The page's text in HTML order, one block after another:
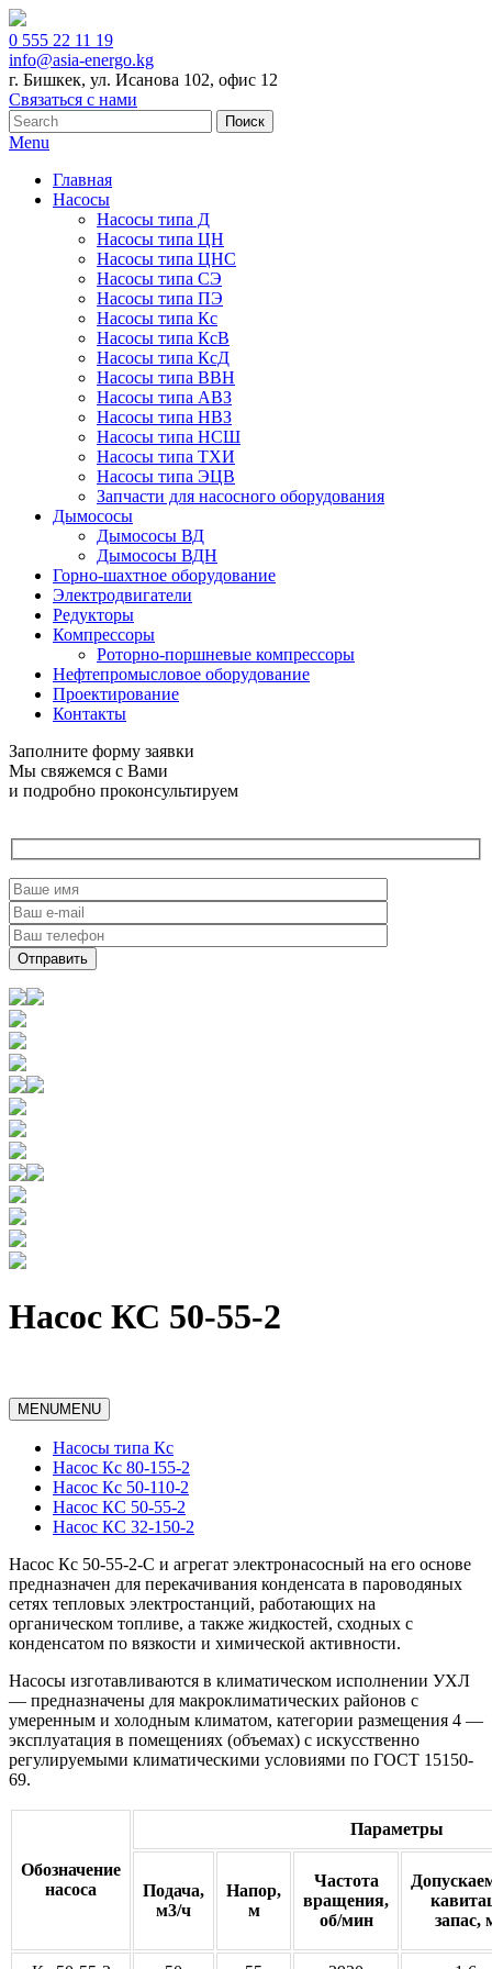
0 555 22 11 19
info@asia-energo.kg
г. Бишкек, ул. Исанова 102, офис 12
Связаться с нами
Menu
Главная
Насосы
Насосы типа Д
Насосы типа ЦН
Насосы типа ЦНС
Насосы типа СЭ
Насосы типа ПЭ
Насосы типа Кс
Насосы типа КсВ
Насосы типа КсД
Насосы типа ВВН
Насосы типа АВЗ
Насосы типа НВЗ
Насосы типа НСШ
Насосы типа ТХИ
Насосы типа ЭЦВ
Запчасти для насосного оборудования
Дымососы
Дымососы ВД
Дымососы ВДН
Горно-шахтное оборудование
Электродвигатели
Редукторы
Компрессоры
Роторно-поршневые компрессоры
Нефтепромысловое оборудование
Проектирование
Контакты
Заполните форму заявки
Мы свяжемся с Вами
и подробно проконсультируем
Насос КС 50-55-2
MENUMENU
Насосы типа Кс
Насос Кс 80-155-2
Насос Кс 50-110-2
Насос КС 50-55-2
Насос КС 32-150-2
Насос Кс 50-55-2-С и агрегат электронасосный на его основе
предназначен для перекачивания конденсата в пароводяных
сетях тепловых электростанций, работающих на
органическом топливе, а также жидкостей, сходных с
конденсатом по вязкости и химической активности.
Насосы изготавливаются в климатическом исполнении УХЛ
— предназначены для макроклиматических районов с
умеренным и холодным климатом, категории размещения 4 —
эксплуатация в помещениях (объемах) с искусственно
регулируемыми климатическими условиями по ГОСТ 15150-
69.
Обозначение
насоса
Параметры
Подача,
м3/ч
Напор,
м
Частота
вращения,
об/мин
запас,